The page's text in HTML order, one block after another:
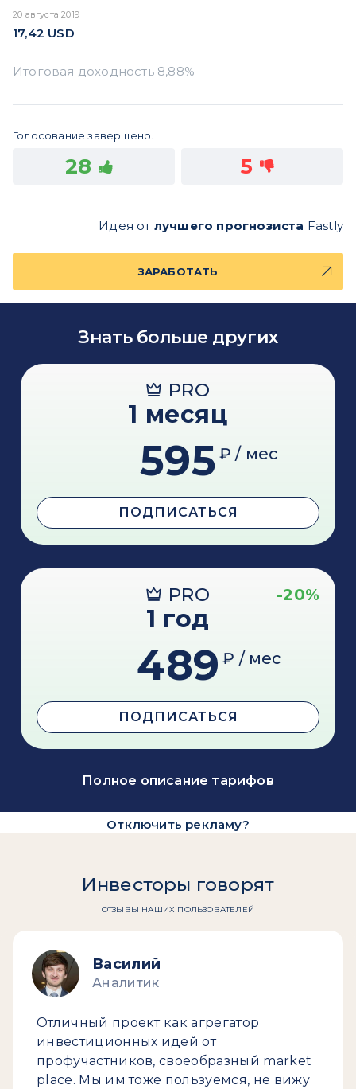
20 августа 2019
17,42 USD
Голосование завершено.
28 5
Идея от лучшего прогнозиста Fastly
ЗАРАБОТАТЬ
Знать больше других
PRO
1 месяц
595 ₽ / мес
ПОДПИСАТЬСЯ
PRO -20%
1 год
489 ₽ / мес
ПОДПИСАТЬСЯ
Полное описание тарифов
Отключить рекламу?
Инвесторы говорят
ОТЗЫВЫ НАШИХ ПОЛЬЗОВАТЕЛЕЙ
Василий
Аналитик
Отличный проект как агрегатор
инвестиционных идей от
профучастников, своеобразный market
place. Мы им тоже пользуемся, не вижу